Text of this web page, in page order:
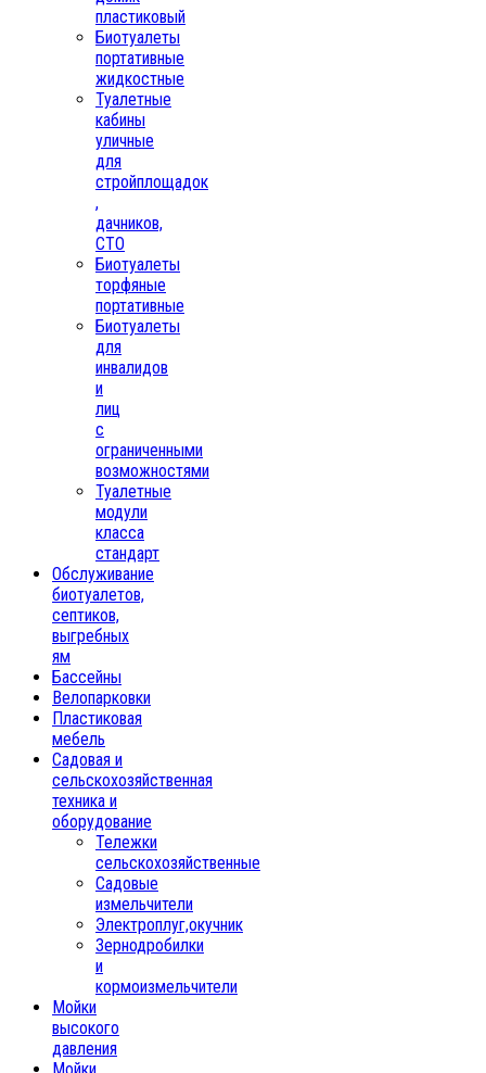
пластиковый
Биотуалеты
портативные
жидкостные
Туалетные
кабины
уличные
для
стройплощадок
,
дачников,
СТО
Биотуалеты
торфяные
портативные
Биотуалеты
для
инвалидов
и
лиц
с
ограниченными
возможностями
Туалетные
модули
класса
стандарт
Обслуживание
биотуалетов,
септиков,
выгребных
ям
Бассейны
Велопарковки
Пластиковая
мебель
Садовая и
сельскохозяйственная
техника и
оборудование
Тележки
сельскохозяйственные
Садовые
измельчители
Электроплуг,окучник
Зернодробилки
и
кормоизмельчители
Мойки
высокого
давления